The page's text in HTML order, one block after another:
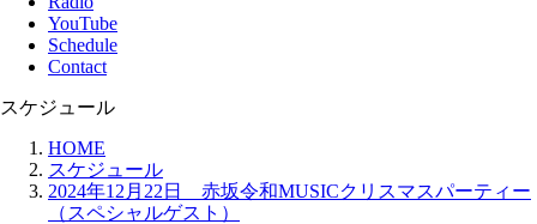
YouTube
Schedule
Contact
スケジュール
HOME
スケジュール
2024年12月22日 赤坂令和MUSICクリスマスパーティー
（スペシャルゲスト）